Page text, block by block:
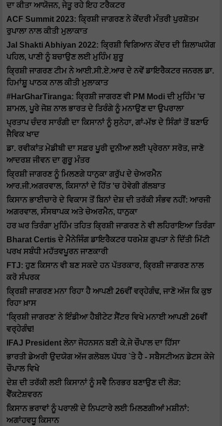
ਦਾ ਕੀਤਾ ਆਯੋਜਨ, ਜੇਤੂ ਰਹੇ ਇਹ ਟਰੈਕਟਰ
ACF Summit 2023: ਕ੍ਰਿਸ਼ੀ ਜਾਗਰਣ ਨੇ ਕੇਂਦਰੀ ਮੰਤਰੀ ਪੁਰਸ਼ੋਤਮ
ਰੁਪਾਲਾ ਨਾਲ ਕੀਤੀ ਮੁਲਾਕਾਤ
Jal Shakti Abhiyan 2022: ਕ੍ਰਿਸ਼ੀ ਵਿਗਿਆਨ ਕੇਂਦਰ ਦੀ ਸ਼ਿਲਾਘਯੋਗ
ਪਹਿਲ, ਪਾਣੀ ਨੂੰ ਬਚਾਉਣ ਲਈ ਮੁਹਿੰਮ ਸ਼ੁਰੂ
ਕ੍ਰਿਸ਼ੀ ਜਾਗਰਣ ਟੀਮ ਨੇ ਆਈ.ਸੀ.ਏ.ਆਰ ਦੇ ਨਵੇਂ ਡਾਇਰੈਕਟਰ ਜਨਰਲ ਡਾ.
ਹਿਮਾਂਸ਼ੂ ਪਾਠਕ ਨਾਲ ਕੀਤੀ ਮੁਲਾਕਾਤ
#HarGharTiranga: ਕ੍ਰਿਸ਼ੀ ਜਾਗਰਣ ਵੀ PM Modi ਦੀ ਮੁਹਿੰਮ 'ਚ
ਸ਼ਾਮਲ, ਪੂਰੇ ਜੋਸ਼ ਨਾਲ ਭਾਰਤ ਦੇ ਤਿਰੰਗੇ ਨੂੰ ਮਨਾਉਣ ਦਾ ਉਪਰਾਲਾ
ਪ੍ਰਤਾਪ ਚੰਦਰ ਸਾਰੰਗੀ ਦਾ ਕਿਸਾਨਾਂ ਨੂੰ ਸੁਨੇਹਾ, ਗਾਂ-ਮੱਝ ਦੇ ਸਿੰਗਾਂ ਤੋਂ ਬਣਾਓ
ਜੈਵਿਕ ਖਾਦ
ਡਾ. ਰਵੀਕਾਂਤ ਮੇਡੀਥੀ ਦਾ ਸਫ਼ਰ ਪੂਰੀ ਦੁਨੀਆ ਲਈ ਪ੍ਰੇਰਨਾ ਸਰੋਤ, ਜਾਣੋ
ਆਦਰਸ਼ ਜੀਵਨ ਦਾ ਗੁਰੂ ਮੰਤਰ
ਕ੍ਰਿਸ਼ੀ ਜਾਗਰਣ ਨੂੰ ਮਿਲਣਗੇ ਧਾਨੁਕਾ ਗਰੁੱਪ ਦੇ ਚੇਅਰਮੈਨ
ਆਰ.ਜੀ.ਅਗਰਵਾਲ, ਕਿਸਾਨਾਂ ਦੇ ਹਿੱਤ 'ਚ ਹੋਵੇਗੀ ਗੱਲਬਾਤ
ਕਿਸਾਨ ਭਾਈਚਾਰੇ ਦੇ ਵਿਕਾਸ ਤੋਂ ਬਿਨਾਂ ਦੇਸ਼ ਦੀ ਤਰੱਕੀ ਸੰਭਵ ਨਹੀਂ: ਆਰਜੀ
ਅਗਰਵਾਲ, ਸੰਸਥਾਪਕ ਅਤੇ ਚੇਅਰਮੈਨ, ਧਾਨੁਕਾ
ਹਰ ਘਰ ਤਿਰੰਗਾ ਮੁਹਿੰਮ ਤਹਿਤ ਕ੍ਰਿਸ਼ੀ ਜਾਗਰਣ ਨੇ ਵੀ ਲਹਿਰਾਇਆ ਤਿਰੰਗਾ
Bharat Certis ਦੇ ਮੈਨੇਜਿੰਗ ਡਾਇਰੈਕਟਰ ਧਰਮੇਸ਼ ਗੁਪਤਾ ਨੇ ਦਿੱਤੀ ਮਿੱਟੀ
ਪਰਖ ਸਬੰਧੀ ਮਹੱਤਵਪੂਰਨ ਜਾਣਕਾਰੀ
FTJ: ਹੁਣ ਕਿਸਾਨ ਵੀ ਬਣ ਸਕਦੇ ਹਨ ਪੱਤਰਕਾਰ, ਕ੍ਰਿਸ਼ੀ ਜਾਗਰਣ ਨਾਲ
ਕਰੋ ਸੰਪਰਕ
ਕ੍ਰਿਸ਼ੀ ਜਾਗਰਣ ਮਨਾ ਰਿਹਾ ਹੈ ਆਪਣੀ 26ਵੀਂ ਵਰ੍ਹੇਗੰਢ, ਜਾਣੋ ਅੱਜ ਕਿ ਕੁਝ
ਰਿਹਾ ਖ਼ਾਸ
'ਕ੍ਰਿਸ਼ੀ ਜਾਗਰਣ' ਨੇ ਇੰਡੀਆ ਹੈਬੀਟੇਟ ਸੈਂਟਰ ਵਿਖੇ ਮਨਾਈ ਆਪਣੀ 26ਵੀਂ
ਵਰ੍ਹੇਗੰਢ!
IFAJ President ਲੇਨਾ ਜੋਹਨਸਨ ਬਣੀ ਕੇ.ਜੇ ਚੌਪਾਲ ਦਾ ਹਿੱਸਾ
ਭਾਰਤੀ ਡੇਅਰੀ ਉਦਯੋਗ ਅੱਜ ਗਲੋਬਲ ਪੱਧਰ `ਤੇ ਹੈ - ਸਬੈਸਟੀਅਨ ਡੇਟਸ ਕੇਜੇ
ਚੌਪਾਲ ਵਿਖੇ
ਦੇਸ਼ ਦੀ ਤਰੱਕੀ ਲਈ ਕਿਸਾਨਾਂ ਨੂੰ ਸਵੈ ਨਿਰਭਰ ਬਣਾਉਣ ਦੀ ਲੋੜ:
ਵੈਂਕਟੇਸ਼ਵਰਨ
ਕਿਸਾਨ ਭਰਾਵਾਂ ਨੂੰ ਪਰਾਲੀ ਦੇ ਨਿਪਟਾਰੇ ਲਈ ਮਿਲਣਗੀਆਂ ਮਸ਼ੀਨਾਂ:
ਅਗਾਂਹਵਧੂ ਕਿਸਾਨ